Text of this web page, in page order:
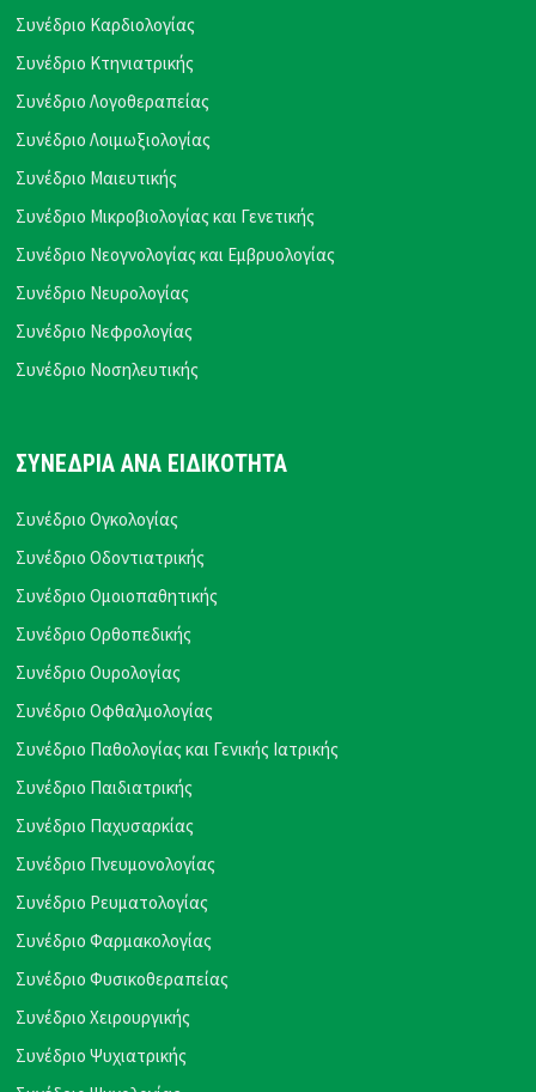
Συνέδριο Καρδιολογίας
Συνέδριο Κτηνιατρικής
Συνέδριο Λογοθεραπείας
Συνέδριο Λοιμωξιολογίας
Συνέδριο Μαιευτικής
Συνέδριο Μικροβιολογίας και Γενετικής
Συνέδριο Νεογνολογίας και Εμβρυολογίας
Συνέδριο Νευρολογίας
Συνέδριο Νεφρολογίας
Συνέδριο Νοσηλευτικής
ΣΥΝΕΔΡΙΑ ΑΝΑ ΕΙΔΙΚΟΤΗΤΑ
Συνέδριο Ογκολογίας
Συνέδριο Οδοντιατρικής
Συνέδριο Ομοιοπαθητικής
Συνέδριο Ορθοπεδικής
Συνέδριο Ουρολογίας
Συνέδριο Οφθαλμολογίας
Συνέδριο Παθολογίας και Γενικής Ιατρικής
Συνέδριο Παιδιατρικής
Συνέδριο Παχυσαρκίας
Συνέδριο Πνευμονολογίας
Συνέδριο Ρευματολογίας
Συνέδριο Φαρμακολογίας
Συνέδριο Φυσικοθεραπείας
Συνέδριο Χειρουργικής
Συνέδριο Ψυχιατρικής